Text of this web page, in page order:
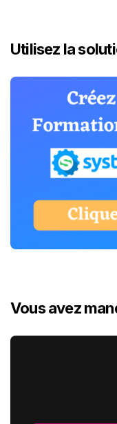
Utilisez la
Vous avez